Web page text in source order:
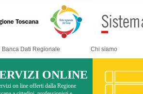
Banca Dati Regionale Chi siamo
ONLINE
on line offerti dalla Regione